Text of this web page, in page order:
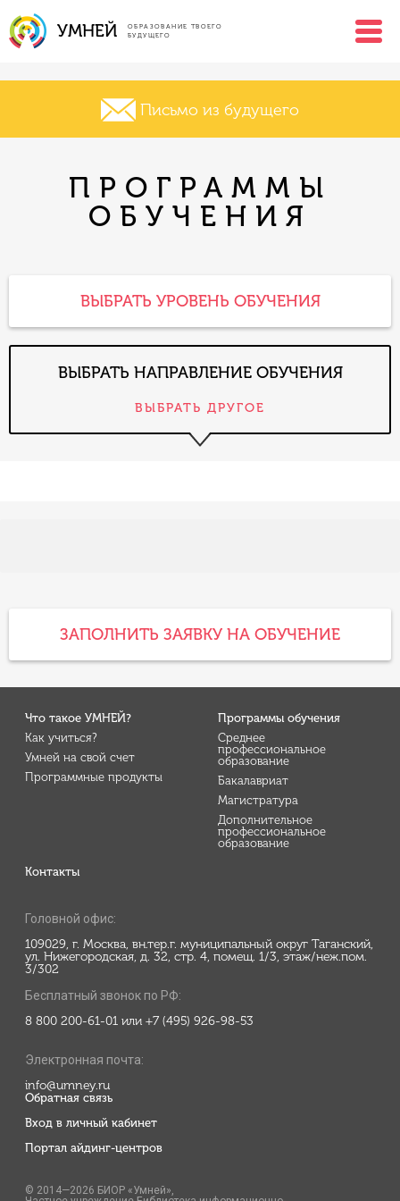
УМНЕЙ
ОБРАЗОВАНИЕ ТВОЕГО
БУДУЩЕГО
Письмо из будущего
ПРОГРАММЫ
ОБУЧЕНИЯ
ВЫБРАТЬ УРОВЕНЬ ОБУЧЕНИЯ
ВЫБРАТЬ НАПРАВЛЕНИЕ ОБУЧЕНИЯ
ВЫБРАТЬ ДРУГОЕ
ЗАПОЛНИТЬ ЗАЯВКУ НА ОБУЧЕНИЕ
Что такое УМНЕЙ?
Как учиться?
Умней на свой счет
Программные продукты
Программы обучения
Среднее
профессиональное
образование
Бакалавриат
Магистратура
Дополнительное
профессиональное
образование
Контакты
Головной офис:
109029, г. Москва, вн.тер.г. муниципальный округ Таганский,
ул. Нижегородская, д. 32, стр. 4, помещ. 1/3, этаж/неж.пом.
3/302
Бесплатный звонок по РФ:
8 800 200-61-01 или +7 (495) 926-98-53
Электронная почта:
info@umney.ru
Обратная связь
Вход в личный кабинет
Портал айдинг-центров
© 2014—2026 БИОР «Умней»,